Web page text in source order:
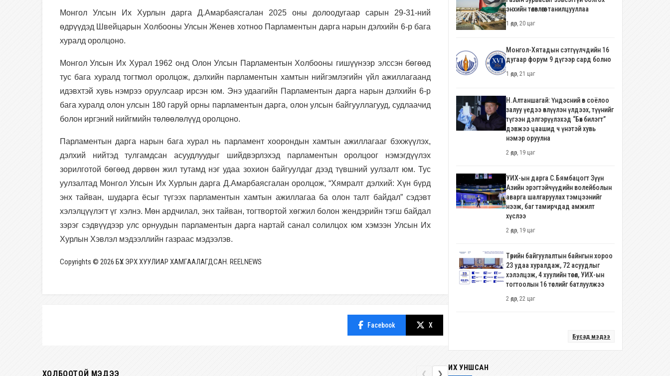
Монгол Улсын Их Хурлын дарга Д.Амарбаясгалан 2025 оны долоодугаар сарын 29-31-ний
өдрүүдэд Швейцарын Холбооны Улсын Женев хотноо Парламентын дарга нарын дэлхийн 6-р бага
хуралд оролцоно.
Монгол Улсын Их Хурал 1962 онд Олон Улсын Парламентын Холбооны гишүүнээр элссэн бөгөөд
тус бага хуралд тогтмол оролцож, дэлхийн парламентын хамтын нийгэмлэгийн үйл ажиллагаанд
идэвхтэй хувь нэмрээ оруулсаар ирсэн юм. Энэ удаагийн Парламентын дарга нарын дэлхийн 6-р
бага хуралд олон улсын 180 гаруй орны парламентын дарга, олон улсын байгууллагууд, судлаачид
болон иргэний нийгмийн төлөөлөлүүд оролцоно.
Парламентын дарга нарын бага хурал нь парламент хоорондын хамтын ажиллагааг бэхжүүлэх,
дэлхий нийтэд тулгамдсан асуудлуудыг шийдвэрлэхэд парламентын оролцоог нэмэгдүүлэх
зорилготой бөгөөд дөрвөн жил тутамд нэг удаа зохион байгуулдаг дээд түвшний уулзалт юм. Тус
уулзалтад Монгол Улсын Их Хурлын дарга Д.Амарбаясгалан оролцож, “Хямралт дэлхий: Хүн бүрд
энх тайван, шударга ёсыг түгээх парламентын хамтын ажиллагаа ба олон талт байдал” сэдэвт
хэлэлцүүлэгт үг хэлнэ. Мөн ардчилал, энх тайван, тогтвортой хөгжил болон жендэрийн тэгш байдал
зэрэг сэдвүүдээр улс орнуудын парламентын дарга нартай санал солилцох юм хэмээн Улсын Их
Хурлын Хэвлэл мэдээллийн газраас мэдээлэв.
Copyrights © 2026 БҮХ ЭРХ ХУУЛИАР ХАМГААЛАГДСАН. REELNEWS
Facebook X
ХОЛБООТОЙ МЭДЭЭ ❮ ❯
энхийн төлөвлөгөөг танилцууллаа
1 өдөр, 20 цаг
Монгол-Хятадын сэтгүүлчдийн 16
дугаар форум 9 дүгээр сард болно
1 өдөр, 21 цаг
Н.Алтаншагай: Үндэсний өв соёлоо
залуу үедээ өвлүүлэн үлдээх, түүнийг
түгээн дэлгэрүүлэхэд “Бөх билэгт”
дэвжээ цаашид ч үнэтэй хувь
нэмэр оруулна
2 өдөр, 19 цаг
УИХ-ын дарга С.Бямбацогт Зүүн
Азийн эрэгтэйчүүдийн волейболын
аварга шалгаруулах тэмцээнийг
нээж, баг тамирчдад амжилт
хүслээ
2 өдөр, 19 цаг
Төрийн байгуулалтын байнгын хороо
23 удаа хуралдаж, 72 асуудлыг
хэлэлцэж, 4 хуулийн төсөл, УИХ-ын
тогтоолын 16 төслийг батлуулжээ
2 өдөр, 22 цаг
Бусад мэдээ
ИХ УНШСАН